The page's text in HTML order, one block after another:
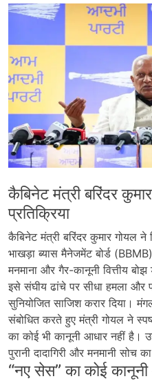
कैबिनेट मंत्री बरिंदर
प्रतिक्रिया
कैबिनेट मंत्री बरिंदर कुमार गोयल ने
भाखड़ा ब्यास मैनेजमेंट बोर्ड
मनमाना और गैर-कानूनी वित्तीय
इसे संघीय ढांचे पर सीधा हमला
सुनियोजित साजिश करार दिया।
संबोधित करते हुए मंत्री गोयल ने
का कोई भी कानूनी आधार नहीं है।
पुरानी दादागिरी और मनमानी सोच
“नए सेस” का कोई